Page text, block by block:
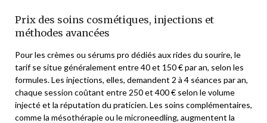
Prix des soins cosmétiques, injections et
méthodes avancées
Pour les crèmes ou sérums pro dédiés aux rides du sourire, le
tarif se situe généralement entre 40 et 150 € par an, selon les
formules. Les injections, elles, demandent 2 à 4 séances par an,
chaque session coûtant entre 250 et 400 € selon le volume
injecté et la réputation du praticien. Les soins complémentaires,
comme la mésothérapie ou le microneedling, augmentent la